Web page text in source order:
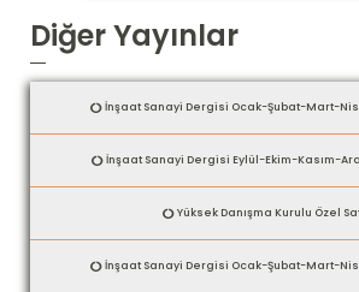
Loading PDF 4% ...
Diğer Yayınlar
İnşaat Sanayi Dergisi Ocak-Şubat-Mart-
İnşaat Sanayi Dergisi Eylül-Ekim-Kasım-
Yüksek Danışma Kurulu Özel
İnşaat Sanayi Dergisi Ocak-Şubat-Mart-